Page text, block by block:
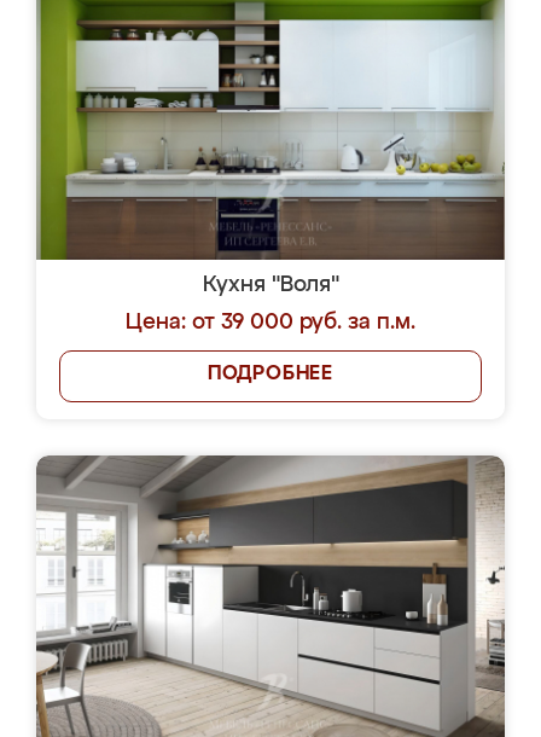
Кухня "Воля"
Цена: от 39 000 руб. за п.м.
ПОДРОБНЕЕ